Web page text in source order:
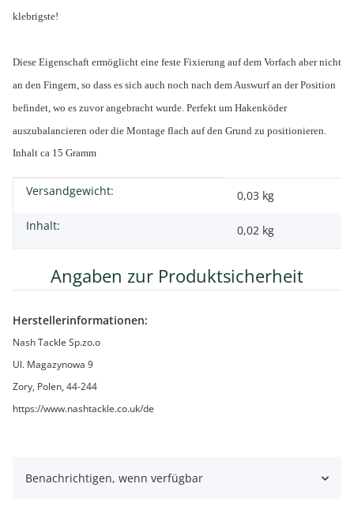
klebrigste!
Diese Eigenschaft ermöglicht eine feste Fixierung auf dem Vorfach aber nicht
an den Fingern, so dass es sich auch noch nach dem Auswurf an der Position
befindet, wo es zuvor angebracht wurde. Perfekt um Hakenköder
auszubalancieren oder die Montage flach auf den Grund zu positionieren.
Inhalt ca 15 Gramm
Produkteigenschaft
Wert
Versandgewicht:
0,03 kg
Inhalt:
0,02 kg
Angaben zur Produktsicherheit
Herstellerinformationen:
Nash Tackle Sp.zo.o
Ul. Magazynowa 9
Zory, Polen, 44-244
https://www.nashtackle.co.uk/de
Benachrichtigen, wenn verfügbar